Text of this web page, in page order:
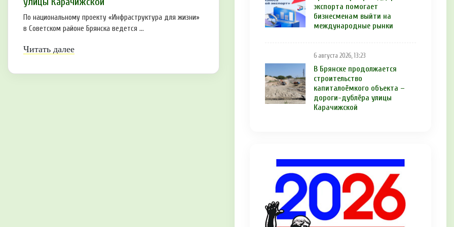
По национальному проекту «Инфраструктура для жизни»
в Советском районе Брянска ведется ...
Читать далее
экспорта помогает
бизнесменам выйти на
международные рынки
6 августа 2026, 13:23
В Брянске продолжается
строительство
капиталоёмкого объекта –
дороги-дублёра улицы
Карачижской